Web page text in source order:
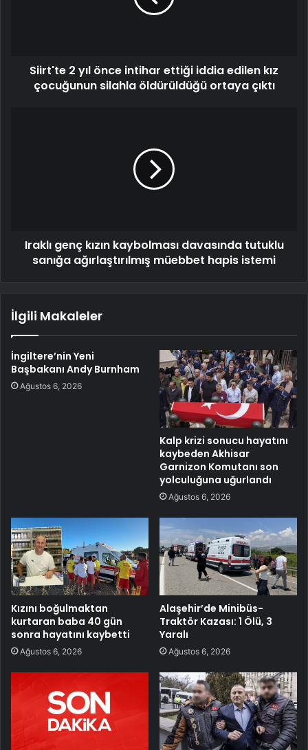
Siirt'te 2 yıl önce intihar ettiği iddia edilen kız
çocuğunun silahla öldürüldüğü ortaya çıktı
Iraklı genç kızın kaybolması davasında tutuklu
sanığa ağırlaştırılmış müebbet hapis istemi
İlgili Makaleler
İngiltere’nin Yeni
Başbakanı Andy Burnham
Ağustos 6, 2026
Kalp krizi sonucu hayatını
kaybeden Akhisar
Garnizon Komutanı son
yolculuğuna uğurlandı
Ağustos 6, 2026
Kızını boğulmaktan
kurtaran baba 40 gün
sonra hayatını kaybetti
Ağustos 6, 2026
Alaşehir’de Minibüs-
Traktör Kazası: 1 Ölü, 3
Yaralı
Ağustos 6, 2026